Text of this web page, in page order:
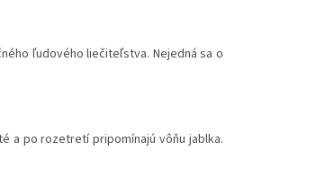
ľudového liečiteľstva. Nejedná sa o
a po rozetretí pripomínajú vôňu jablka.